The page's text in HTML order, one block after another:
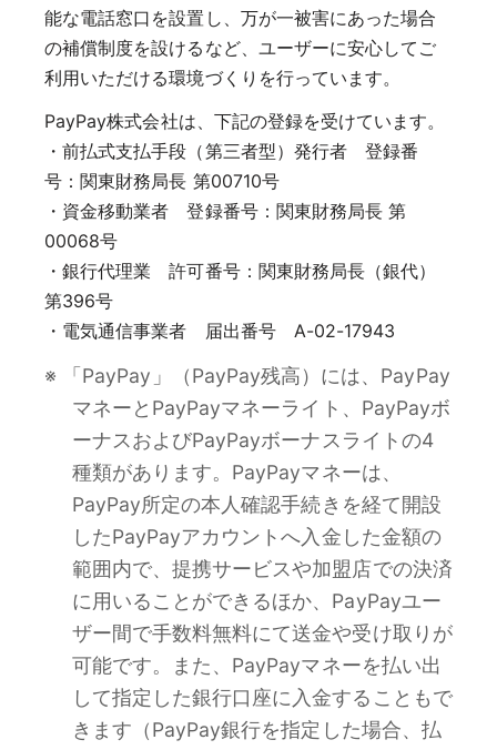
能な電話窓口を設置し、万が一被害にあった場合
の補償制度を設けるなど、ユーザーに安心してご
利用いただける環境づくりを行っています。
PayPay株式会社は、下記の登録を受けています。
・前払式支払手段（第三者型）発行者 登録番
号：関東財務局長 第00710号
・資金移動業者 登録番号：関東財務局長 第
00068号
・銀行代理業 許可番号：関東財務局長（銀代）
第396号
・電気通信事業者 届出番号 A-02-17943
※ 「PayPay」（PayPay残高）には、PayPay
マネーとPayPayマネーライト、PayPayボ
ーナスおよびPayPayボーナスライトの4
種類があります。PayPayマネーは、
PayPay所定の本人確認手続きを経て開設
したPayPayアカウントへ入金した金額の
範囲内で、提携サービスや加盟店での決済
に用いることができるほか、PayPayユー
ザー間で手数料無料にて送金や受け取りが
可能です。また、PayPayマネーを払い出
して指定した銀行口座に入金することもで
きます（PayPay銀行を指定した場合、払